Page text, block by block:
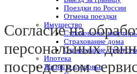
Поездки по России
Отмена поездки
Имущество
Страхование
Страхование дома
Страхование
Ипотека
Жизнь и здоровье
Согласие на
персональных
посредством